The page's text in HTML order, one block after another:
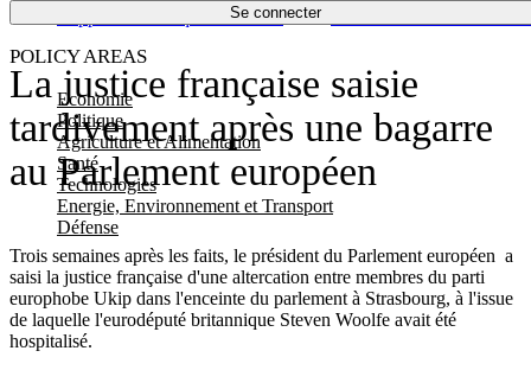
Se connecter
POLICY AREAS
Economie
Politique
Agriculture et Alimentation
Santé
Technologies
Energie, Environnement et Transport
Défense
Économie
La justice française saisie
tardivement après une bagarre
au Parlement européen
Trois semaines après les faits, le président du Parlement européen a
saisi la justice française d'une altercation entre membres du parti
europhobe Ukip dans l'enceinte du parlement à Strasbourg, à l'issue
de laquelle l'eurodéputé britannique Steven Woolfe avait été
hospitalisé.